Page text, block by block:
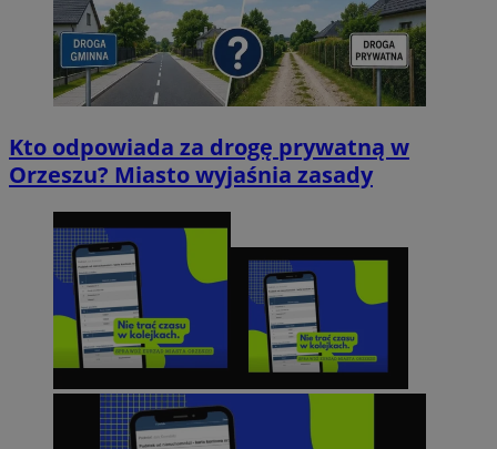
Kto odpowiada za drogę prywatną w
Orzeszu? Miasto wyjaśnia zasady